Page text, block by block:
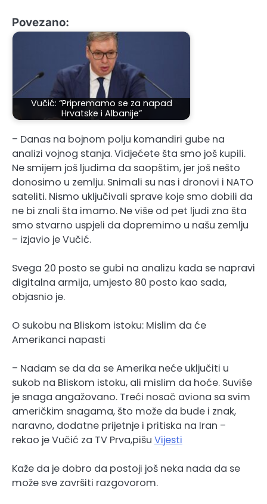
Povezano:
Vučić: “Pripremamo se za napad
Hrvatske i Albanije”
– Danas na bojnom polju komandiri gube na
analizi vojnog stanja. Vidjećete šta smo još kupili.
Ne smijem još ljudima da saopštim, jer još nešto
donosimo u zemlju. Snimali su nas i dronovi i NATO
sateliti. Nismo uključivali sprave koje smo dobili da
ne bi znali šta imamo. Ne više od pet ljudi zna šta
smo stvarno uspjeli da dopremimo u našu zemlju
– izjavio je Vučić.
Svega 20 posto se gubi na analizu kada se napravi
digitalna armija, umjesto 80 posto kao sada,
objasnio je.
O sukobu na Bliskom istoku: Mislim da će
Amerikanci napasti
– Nadam se da da se Amerika neće uključiti u
sukob na Bliskom istoku, ali mislim da hoće. Suviše
je snaga angažovano. Treći nosač aviona sa svim
američkim snagama, što može da bude i znak,
naravno, dodatne prijetnje i pritiska na Iran –
rekao je Vučić za TV Prva,pišu Vijesti
Kaže da je dobro da postoji još neka nada da se
može sve završiti razgovorom.